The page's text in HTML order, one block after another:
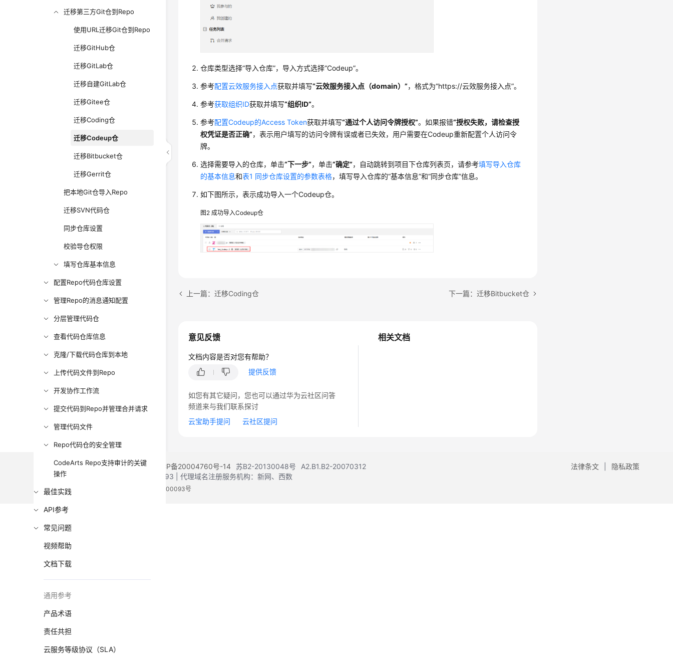
迁移第三方Git仓到Repo
使用URL迁移Git仓到Repo
迁移GitHub仓
迁移GitLab仓
迁移自建GitLab仓
迁移Gitee仓
迁移Coding仓
迁移Codeup仓
迁移Bitbucket仓
迁移Gerrit仓
把本地Git仓导入Repo
迁移SVN代码仓
同步仓库设置
校验导仓权限
填写仓库基本信息
配置Repo代码仓库设置
管理Repo的消息通知配置
分层管理代码仓
查看代码仓库信息
克隆/下载代码仓库到本地
上传代码文件到Repo
开发协作工作流
提交代码到Repo并管理合并请求
管理代码文件
Repo代码仓的安全管理
CodeArts Repo支持审计的关键
操作
最佳实践
API参考
常见问题
视频帮助
文档下载
通用参考
产品术语
责任共担
云服务等级协议（SLA）
仓库类型选择“导入仓库”，导入方式选择“Codeup”。
参考配置云效服务接入点获取并填写“云效服务接入点（domain）”，格式为“https://云效服务接入点”。
参考获取组织ID获取并填写“组织ID”。
参考配置Codeup的Access Token获取并填写“通过个人访问令牌授权”。如果报错“授权失败，请检查授
权凭证是否正确”，表示用户填写的访问令牌有误或者已失效，用户需要在Codeup重新配置个人访问令
牌。
选择需要导入的仓库，单击“下一步”，单击“确定”，自动跳转到项目下仓库列表页，请参考填写导入仓库
的基本信息和表1 同步仓库设置的参数表格，填写导入仓库的“基本信息”和“同步仓库”信息。
如下图所示，表示成功导入一个Codeup仓。
图2 成功导入Codeup仓
上一篇：迁移Coding仓 下一篇：迁移Bitbucket仓
相关文档
意见反馈
文档内容是否对您有帮助？
提供反馈
如您有其它疑问，您也可以通过华为云社区问答
频道来与我们联系探讨
云宝助手提问
云社区提问
法律条文 隐私政策
©2026 Huaweicloud.com 版权所有 黔ICP备20004760号-14 苏B2-20130048号
A2.B1.B2-20070312
增值电信业务经营许可证：B1.B2-20200593 | 代理域名注册服务机构：新网、西数
电子营业执照 贵公网安备 52990002000093号